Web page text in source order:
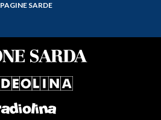
PAGINE SARDE